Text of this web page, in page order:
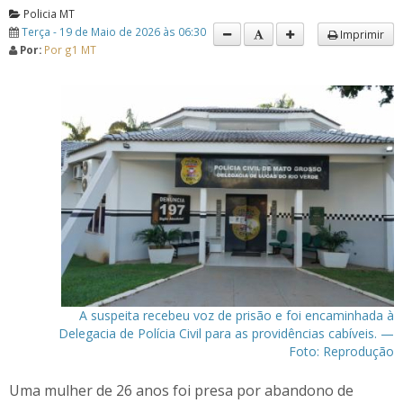
Policia MT
Terça - 19 de Maio de 2026 às 06:30
Por: Por g1 MT
Imprimir
A suspeita recebeu voz de prisão e foi encaminhada à
Delegacia de Polícia Civil para as providências cabíveis. —
Foto: Reprodução
Uma mulher de 26 anos foi presa por abandono de